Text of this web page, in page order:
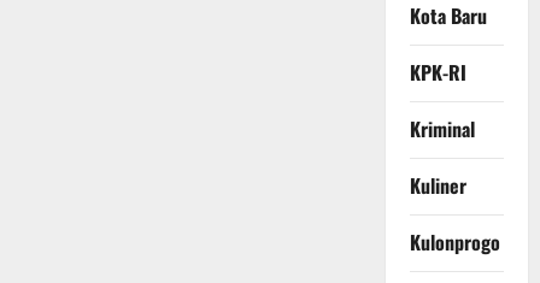
Kota Baru
KPK-RI
Kriminal
Kuliner
Kulonprogo